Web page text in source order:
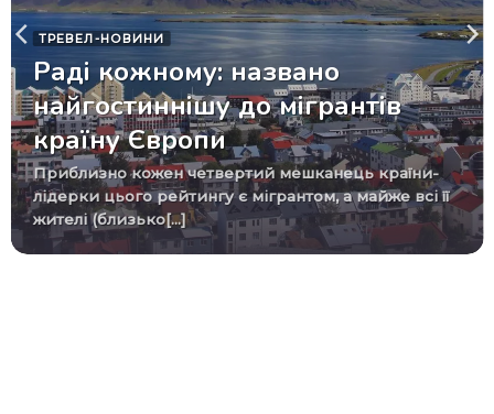
ТРЕВЕЛ-НОВИНИ
Раді кожному: названо
найгостиннішу до мігрантів
країну Європи
Приблизно кожен четвертий мешканець країни-
лідерки цього рейтингу є мігрантом, а майже всі її
жителі (близько[...]